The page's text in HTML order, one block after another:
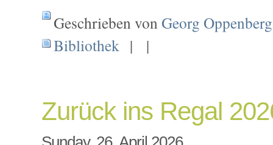
Geschrieben vonGeorg Oppenberg
Bibliothek | |
Zurück ins Regal